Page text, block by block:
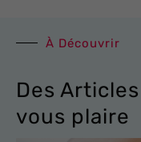
À Découvrir
Des
vous plaire